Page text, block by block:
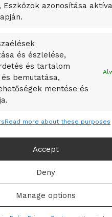
Eszközök azonosítása
és észlelése,
és tartalom
bemutatása,
mentése és
Read more about these purposes
Accept
Deny
Manage options
Szövetség államtitkárait
hadjárata okozta
Muszukajev elődöntős –
- Minden jog fenntartva!